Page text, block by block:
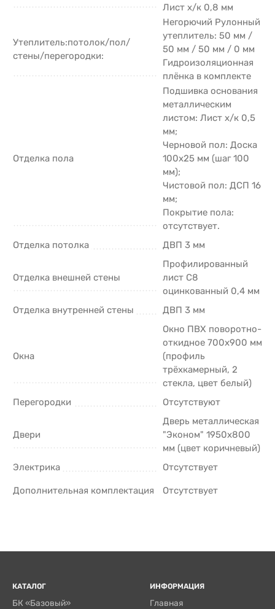
Лист х/к 0,8 мм
Утеплитель:потолок/пол/
стены/перегородки:
Негорючий Рулонный
утеплитель: 50 мм /
50 мм / 50 мм / 0 мм
Гидроизоляционная
плёнка в комплекте
Отделка пола
Подшивка основания
металлическим
листом: Лист х/к 0,5
мм;
Черновой пол: Доска
100х25 мм (шаг 100
мм);
Чистовой пол: ДСП 16
мм;
Покрытие пола:
отсутствует.
Отделка потолка
ДВП 3 мм
Отделка внешней стены
Профилированный
лист С8
оцинкованный 0,4 мм
Отделка внутренней стены
ДВП 3 мм
Окна
Окно ПВХ поворотно-
откидное 700х900 мм
(профиль
трёхкамерный, 2
стекла, цвет белый)
Перегородки
Отсутствуют
Двери
Дверь металлическая
"Эконом" 1950х800
мм (цвет коричневый)
Электрика
Отсутствует
Дополнительная комплектация Отсутствует
КАТАЛОГ
БК «Базовый»
ИНФОРМАЦИЯ
Главная